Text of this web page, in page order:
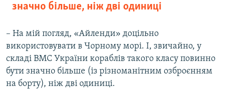
значно більше, ніж дві одиниці
– На мій погляд, «Айленди» доцільно
використовувати в Чорному морі. І, звичайно, у
складі ВМС України кораблів такого класу повинно
бути значно більше (із різноманітним озброєнням
на борту), ніж дві одиниці.